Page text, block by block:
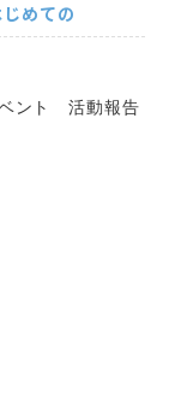
じめての